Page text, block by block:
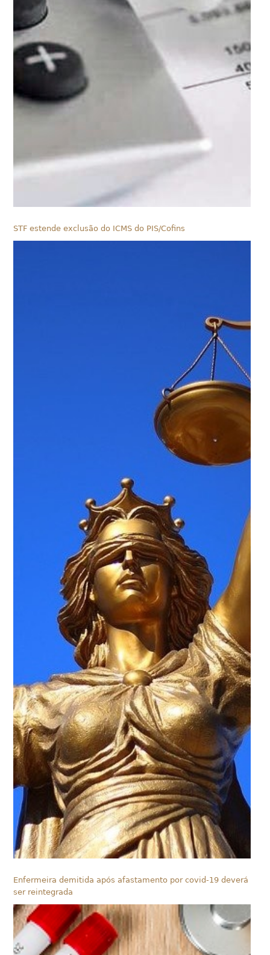
STF estende exclusão do ICMS do PIS/Cofins
Enfermeira demitida após afastamento por covid-19 deverá
ser reintegrada